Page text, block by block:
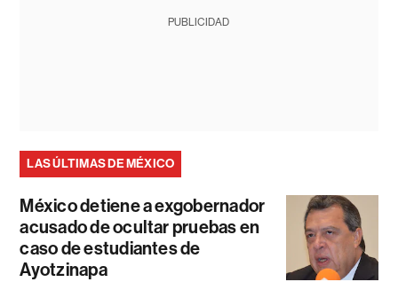
PUBLICIDAD
LAS ÚLTIMAS DE MÉXICO
México detiene a exgobernador
acusado de ocultar pruebas en
caso de estudiantes de
Ayotzinapa